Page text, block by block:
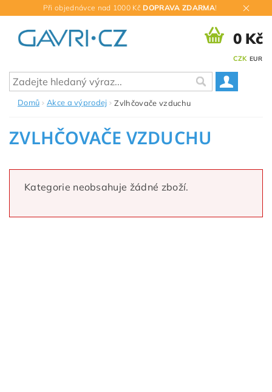
Při objednávce nad 1000 Kč DOPRAVA ZDARMA!
CZK EUR
0 Kč
Domů Akce a výprodej Zvlhčovače vzduchu
ZVLHČOVAČE VZDUCHU
Kategorie neobsahuje žádné zboží.